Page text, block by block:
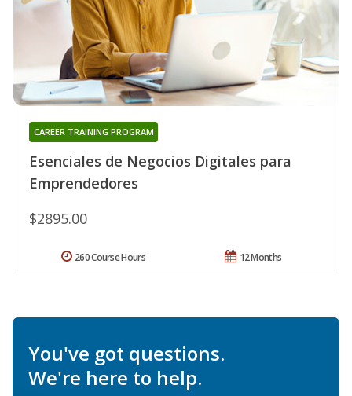
Esenciales de Negocios Digitales para
Emprendedores
CAREER TRAINING PROGRAM
$2895.00
12 Months
260 Course Hours
You've got questions.
We're here to help.